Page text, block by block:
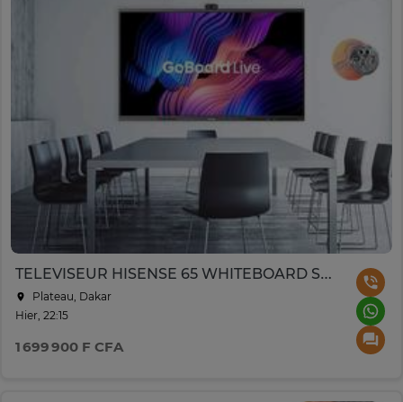
TELEVISEUR HISENSE 65 WHITEBOARD SMART UHD 4K TACTILE
Plateau, Dakar
Hier, 22:15
1 699 900 F CFA